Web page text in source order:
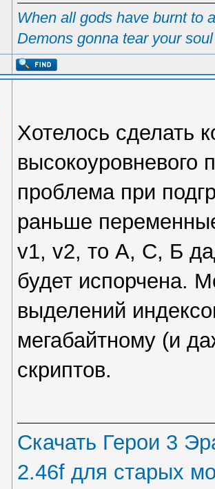
When all gods have burnt to
Demons gonna tear your
Хотелось сделать
высокоуровневого
проблема при
раньше
v1, v2, то A, С, Б
будет испорчена.
выделений
мегабайтному (и
скриптов.
Скачать Герои 3
2.46f для старых